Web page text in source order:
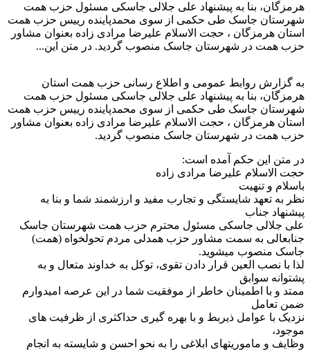
هرمزگان، بنا به پیشنهاد علی جلالی جاسکی مسئول حزب همت
شهرستان جاسک طی حکمی از سوی محمدپاینده رییس حزب همت
استان هرمزگان ، حجت الاسلام علیرضا مرادی زاده بعنوان مشاور
حزب همت در شهرستان جاسک منصوب گردید. در متن این...
به گزارش روابط عمومی و اطلاع رسانی حزب همت استان
هرمزگان، بنا به پیشنهاد علی جلالی جاسکی مسئول حزب همت
شهرستان جاسک طی حکمی از سوی محمدپاینده رییس حزب همت
استان هرمزگان ، حجت الاسلام علیرضا مرادی زاده بعنوان مشاور
حزب همت در شهرستان جاسک منصوب گردید.
در متن این حکم آمده است:
حجت الاسلام علیرضا مرادی زاده
باسلام و تنهیت
نظر به تعهد شایستگی و تجارب مفید و ارزشمند شما و بنا به
پیشنهاد جناب
علی جلالی جاسکی مسئول محترم حزب همت شهرستان جاسک
جنابعالی به سمت مشاور حزب همدلی مردم تحولخواه (همت)
جاسک منصوب میشوید.
لذا با نصب العین قرار دادن تقوی، توکل به خداوند متعال و به
پشتوانه سوابق
ممتد و با اطمینان خاطر از موفقیت شما در این عرصه امیدوارم
ضمن تعامل
نزدیک با عوامل ذیربط و با بهره گیری حداکثری از ظرفیت های
موجود،
وظایف و ماموریتهای ابلاغی را به نحو احسن و شایسته به انجام